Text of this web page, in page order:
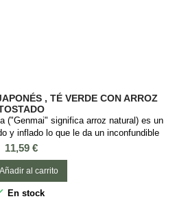
, TÉ VERDE CON ARROZ
("Genmai" significa arroz natural) es un
y inflado lo que le da un inconfundible
por un sabor suave aportado por
dulce a nuez y caramelo. Tiene bajo
hacen ideal para consumir a lo largo
del...
Precio
11,59 €
Añadir al carrito
En stock